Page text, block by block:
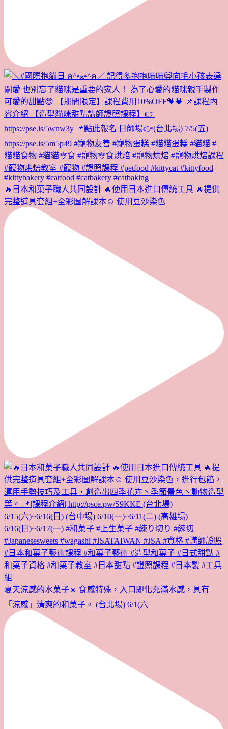
🔥日本和菓子職人共同設計 🔥使用日本進口傳統工具 🔥提供
完整道具套組+全彩圖解課本☺️ 使用豆沙染色
夏天涼感的水菓子☀️ 食感特殊，入口即化充滿水感，具有
「涼感」清爽的和菓子。 (台北場) 6/1(六